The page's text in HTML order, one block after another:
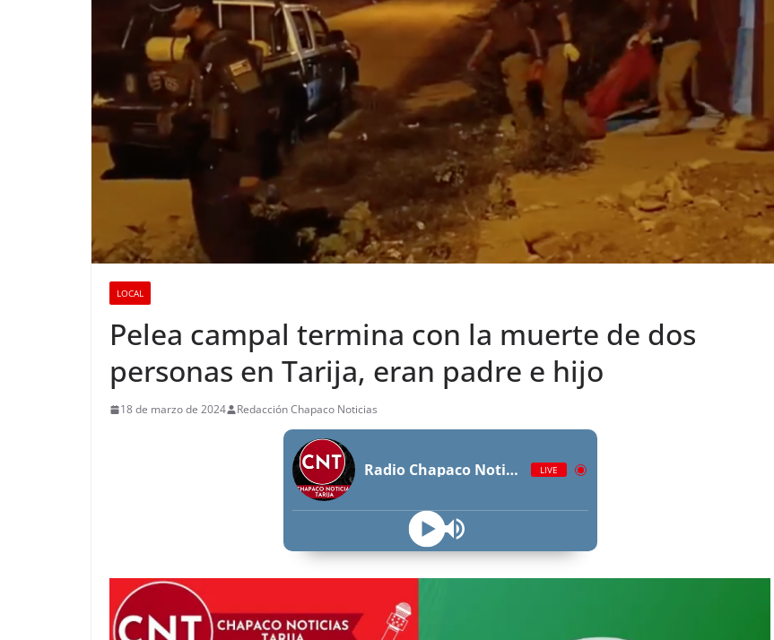
LOCAL
Pelea campal termina con la muerte de dos
personas en Tarija, eran padre e hijo
18 de marzo de 2024 Redacción Chapaco Noticias
Radio Chapaco Noticias Las 24 horas en vivo LIVE